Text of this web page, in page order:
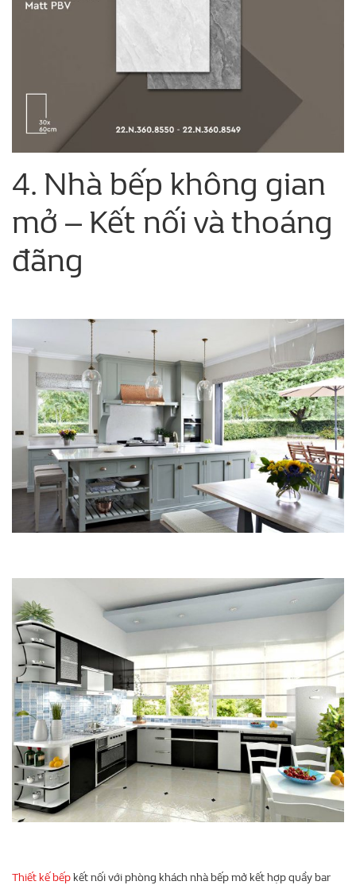
4. Nhà bếp không gian
mở – Kết nối và thoáng
đãng
Thiết kế bếpkết nối với phòng khách nhà bếp mở kết hợp quầy bar